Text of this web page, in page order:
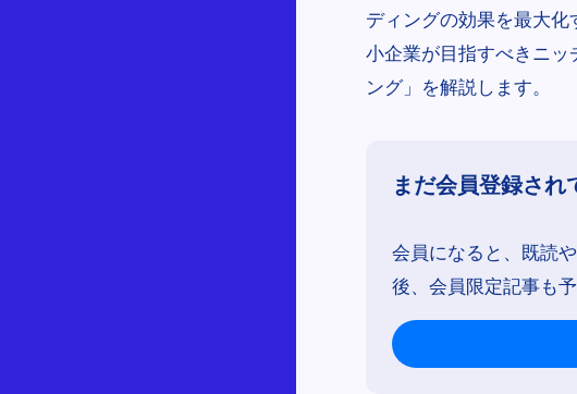
ディングの効果を最大
小企業が目指すべきニ
ング」を解説します。
まだ会員登録され
会員になると、既読
後、会員限定記事も